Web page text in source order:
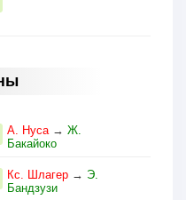
А. Нуса→ Ж.
Бакайоко
Кс. Шлагер → Э.
Бандзузи